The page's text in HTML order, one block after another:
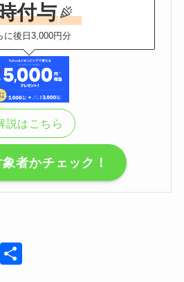
付与
に後日3,000円分
説はこちら
者かチェック！
E